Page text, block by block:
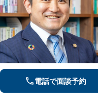
電話で面談予約